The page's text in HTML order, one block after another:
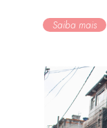
Saiba mais